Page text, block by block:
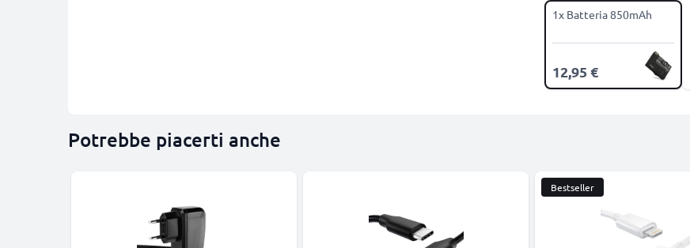
1x Batteria 850mAh
12,95 €
Potrebbe piacerti anche
Bestseller